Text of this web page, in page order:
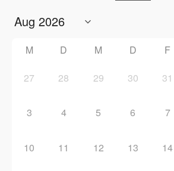
M D M D F
27 28 29 30 31
3 4 5 6 7
10 11 12 13 14